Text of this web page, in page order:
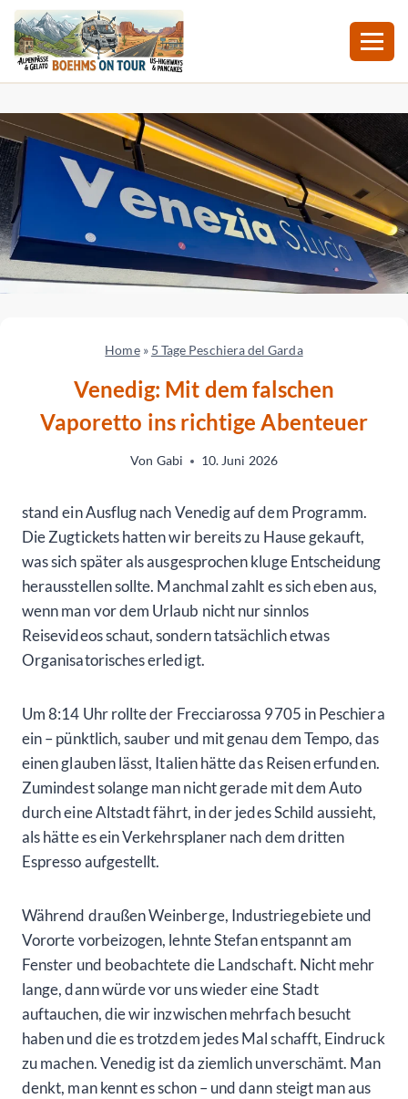
Inhalt
springen
Home» 5 Tage Peschiera del Garda
Venedig: Mit dem falschen
Vaporetto ins richtige Abenteuer
Von Gabi 10. Juni 2026
stand ein Ausflug nach Venedig auf dem Programm.
Die Zugtickets hatten wir bereits zu Hause gekauft,
was sich später als ausgesprochen kluge Entscheidung
herausstellen sollte. Manchmal zahlt es sich eben aus,
wenn man vor dem Urlaub nicht nur sinnlos
Reisevideos schaut, sondern tatsächlich etwas
Organisatorisches erledigt.
Um 8:14 Uhr rollte der Frecciarossa 9705 in Peschiera
ein – pünktlich, sauber und mit genau dem Tempo, das
einen glauben lässt, Italien hätte das Reisen erfunden.
Zumindest solange man nicht gerade mit dem Auto
durch eine Altstadt fährt, in der jedes Schild aussieht,
als hätte es ein Verkehrsplaner nach dem dritten
Espresso aufgestellt.
Während draußen Weinberge, Industriegebiete und
Vororte vorbeizogen, lehnte Stefan entspannt am
Fenster und beobachtete die Landschaft. Nicht mehr
lange, dann würde vor uns wieder eine Stadt
auftauchen, die wir inzwischen mehrfach besucht
haben und die es trotzdem jedes Mal schafft, Eindruck
zu machen. Venedig ist da ziemlich unverschämt. Man
denkt, man kennt es schon – und dann steigt man aus